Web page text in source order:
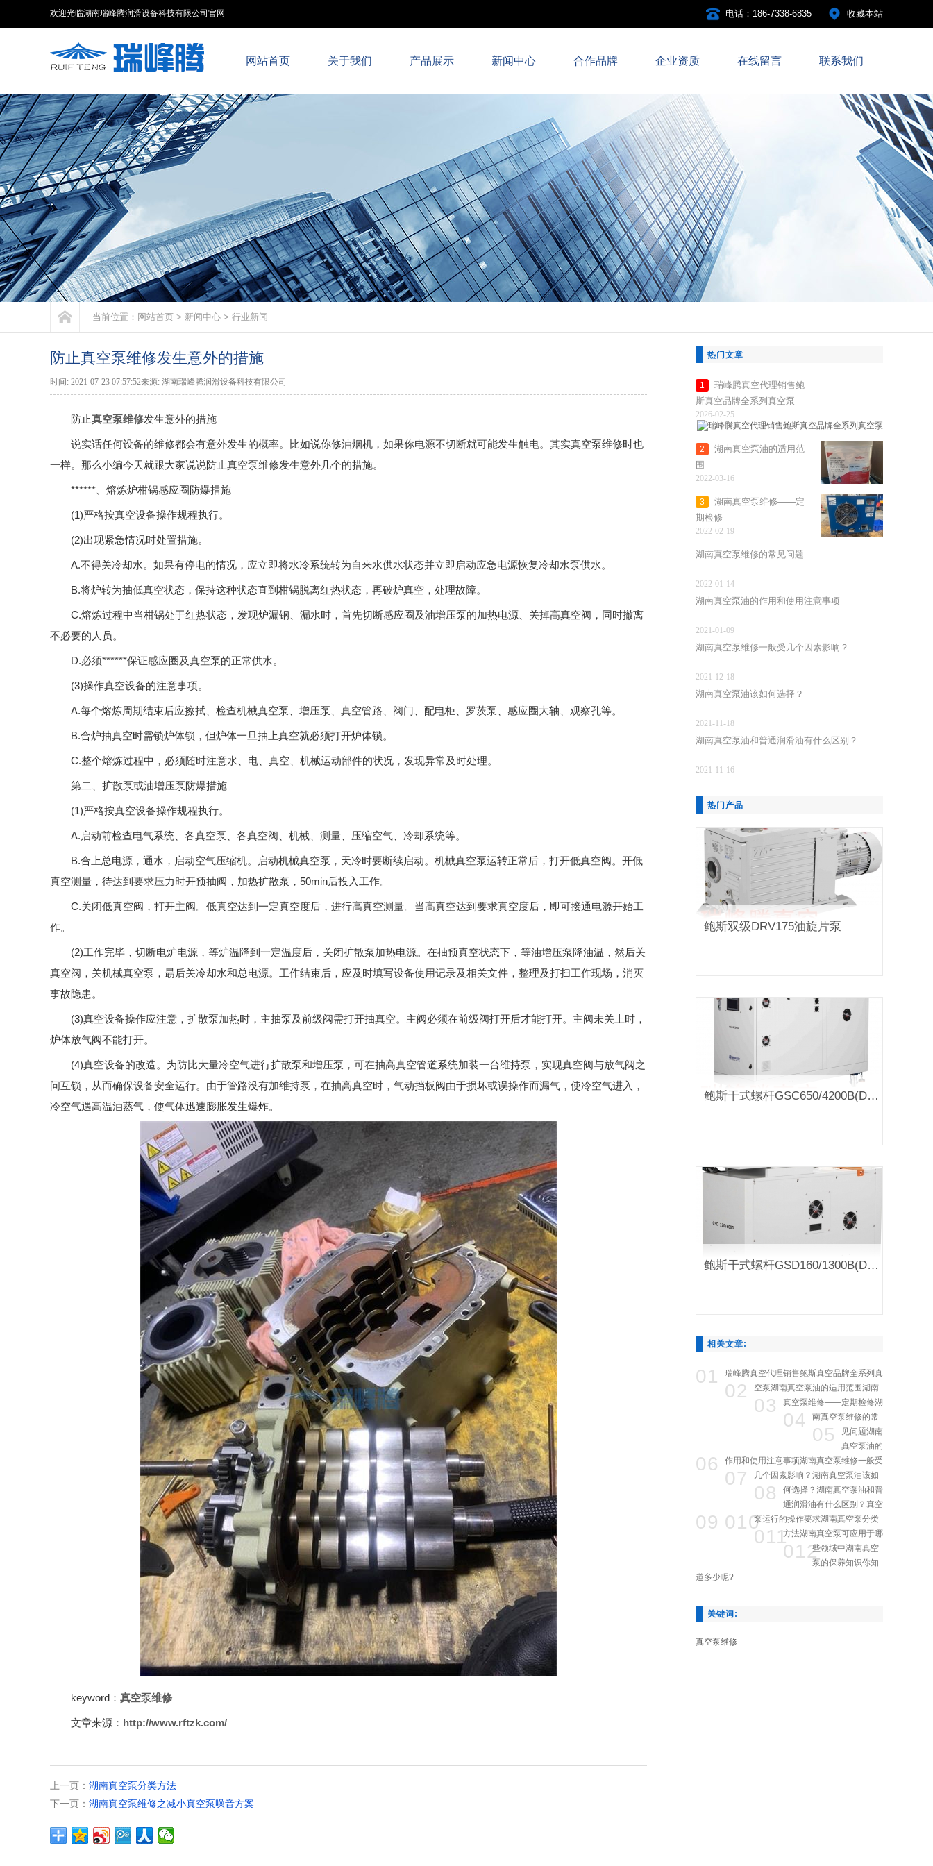
电话：186-7338-6835 收藏本站
欢迎光临湖南瑞峰腾润滑设备科技有限公司官网
网站首页 关于我们 产品展示 新闻中心 合作品牌 企业资质 在线留言 联系我们
当前位置： 网站首页 > 新闻中心 > 行业新闻
防止真空泵维修发生意外的措施
时间: 2021-07-23 07:57:52来源: 湖南瑞峰腾润滑设备科技有限公司
防止真空泵维修发生意外的措施
说实话任何设备的维修都会有意外发生的概率。比如说你修油烟机，如果你电源不切断就可能发生触电。其实真空泵维修时也
一样。那么小编今天就跟大家说说防止真空泵维修发生意外几个的措施。
******、熔炼炉柑锅感应圈防爆措施
(1)严格按真空设备操作规程执行。
(2)出现紧急情况时处置措施。
A.不得关冷却水。如果有停电的情况，应立即将水冷系统转为自来水供水状态并立即启动应急电源恢复冷却水泵供水。
B.将炉转为抽低真空状态，保持这种状态直到柑锅脱离红热状态，再破炉真空，处理故障。
C.熔炼过程中当柑锅处于红热状态，发现炉漏钢、漏水时，首先切断感应圈及油增压泵的加热电源、关掉高真空阀，同时撤离
不必要的人员。
D.必须******保证感应圈及真空泵的正常供水。
(3)操作真空设备的注意事项。
A.每个熔炼周期结束后应擦拭、检查机械真空泵、增压泵、真空管路、阀门、配电柜、罗茨泵、感应圈大轴、观察孔等。
B.合炉抽真空时需锁炉体锁，但炉体一旦抽上真空就必须打开炉体锁。
C.整个熔炼过程中，必须随时注意水、电、真空、机械运动部件的状况，发现异常及时处理。
第二、扩散泵或油增压泵防爆措施
(1)严格按真空设备操作规程执行。
A.启动前检查电气系统、各真空泵、各真空阀、机械、测量、压缩空气、冷却系统等。
B.合上总电源，通水，启动空气压缩机。启动机械真空泵，天冷时要断续启动。机械真空泵运转正常后，打开低真空阀。开低
真空测量，待达到要求压力时开预抽阀，加热扩散泵，50min后投入工作。
C.关闭低真空阀，打开主阀。低真空达到一定真空度后，进行高真空测量。当高真空达到要求真空度后，即可接通电源开始工
作。
(2)工作完毕，切断电炉电源，等炉温降到一定温度后，关闭扩散泵加热电源。在抽预真空状态下，等油增压泵降油温，然后关
真空阀，关机械真空泵，朂后关冷却水和总电源。工作结束后，应及时填写设备使用记录及相关文件，整理及打扫工作现场，消灭
事故隐患。
(3)真空设备操作应注意，扩散泵加热时，主抽泵及前级阀需打开抽真空。主阀必须在前级阀打开后才能打开。主阀未关上时，
炉体放气阀不能打开。
(4)真空设备的改造。为防比大量冷空气进行扩散泵和增压泵，可在抽高真空管道系统加装一台维持泵，实现真空阀与放气阀之
问互锁，从而确保设备安全运行。由于管路没有加维持泵，在抽高真空时，气动挡板阀由于损坏或误操作而漏气，使冷空气进入，
冷空气遇高温油蒸气，使气体迅速膨胀发生爆炸。
keyword： 真空泵维修
文章来源： http://www.rftzk.com/
上一页： 湖南真空泵分类方法
下一页： 湖南真空泵维修之减小真空泵噪音方案
热门文章
1
瑞峰腾真空代理销售鲍
斯真空品牌全系列真空泵
2026-02-25
2
湖南真空泵油的适用范
围
2022-03-16
3
湖南真空泵维修——定
期检修
2022-02-19
湖南真空泵维修的常见问题
2022-01-14
湖南真空泵油的作用和使用注意事项
2021-01-09
湖南真空泵维修一般受几个因素影响？
2021-12-18
湖南真空泵油该如何选择？
2021-11-18
湖南真空泵油和普通润滑油有什么区别？
2021-11-16
热门产品
鲍斯双级DRV175油旋片泵
鲍斯干式螺杆GSC650/4200B(D）真空泵
鲍斯干式螺杆GSD160/1300B(D)真空泵
相关文章:
01
瑞峰腾真空代理销售鲍斯真空品牌全系列真
空泵
02 湖南真空泵油的适用范围
03
湖南
真空泵维修——定期检修
04
湖
南真空泵维修的常
见问题
05
湖南
真空泵油的
作用和使用注意事项
06
湖南真空泵维修一般受
几个因素影响？
07
湖南真空泵油该如
何选择？
08
湖南真空泵油和普
通润滑油有什么区别？
09
真空
泵运行的操作要求
010
湖南真空泵分类
方法
011
湖南真空泵可应用于哪
些领域中
012
湖南真空
泵的保养知识你知
道多少呢?
关键词:
真空泵维修